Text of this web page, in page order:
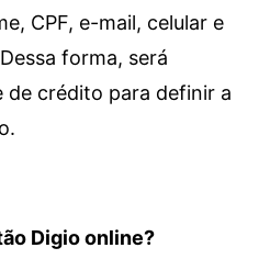
CPF, e-mail, celular e
forma, será
de crédito para definir a
Digio online?